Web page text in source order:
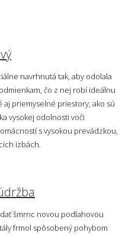
navrhnutá tak, aby odolala
čo z nej robí ideálnu
priemyselné priestory, ako sú
vysokej odolnosti voči
s vysokou prevádzkou,
izbách.
šmrnc novou podlahovou
frmol spôsobený pohybom